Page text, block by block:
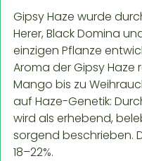
Gipsy Haze wurde
Herer, Black Domina
einzigen Pflanze
Aroma der Gipsy
Mango bis zu
auf Haze-Genetik:
wird als erhebend,
sorgend beschrieben.
18–22%.